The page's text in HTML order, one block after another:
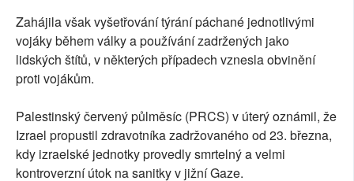
Zahájila však vyšetřování týrání páchané jednotlivými
vojáky během války a používání zadržených jako
lidských štítů, v některých případech vznesla obvinění
proti vojákům.
Palestinský červený půlměsíc (PRCS) v úterý oznámil, že
Izrael propustil zdravotníka zadržovaného od 23. března,
kdy izraelské jednotky provedly smrtelný a velmi
kontroverzní útok na sanitky v jižní Gaze.